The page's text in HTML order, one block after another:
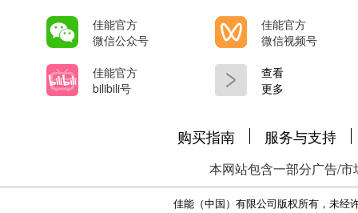
佳能官方
微信公众号
佳能官方
微信视频号
佳能官方
bilibili号
查看
更多
购买指南 服务与支持
本网站包含一部分广告/
佳能（中国）有限公司版权所有，未经